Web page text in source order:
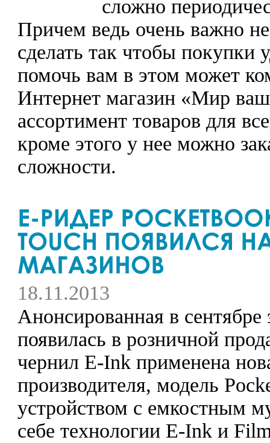
сложно
Причем ведь очень важно
сделать так чтобы покупки
помочь вам в этом может
Интернет магазин «Мир
ассортимент товаров для
кроме этого у нее можно
сложности.
18.11.2013
Анонсированная в
появилась в розничной
чернил E-Ink применена
производителя, модель
устройством с емкостным
себе технологии E-Ink и